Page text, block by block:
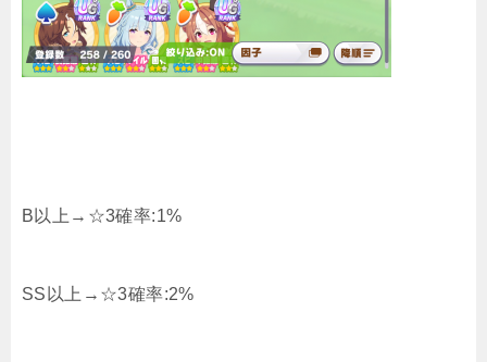
B以上→☆3確率:1%
SS以上→☆3確率:2%